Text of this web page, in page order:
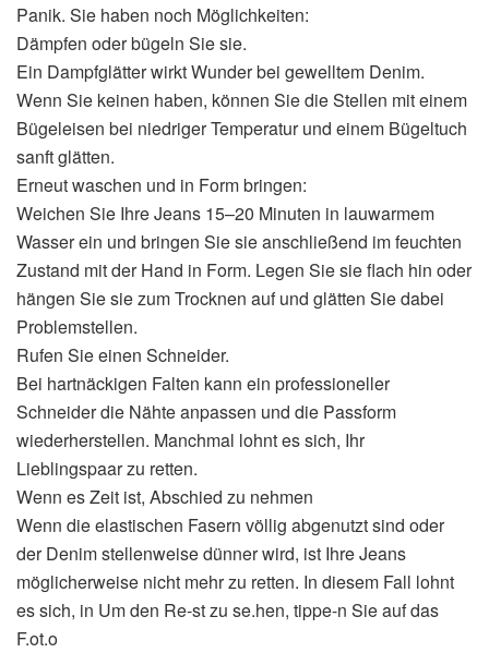
Panik. Sie haben noch Möglichkeiten:
Dämpfen oder bügeln Sie sie.
Ein Dampfglätter wirkt Wunder bei gewelltem Denim.
Wenn Sie keinen haben, können Sie die Stellen mit einem
Bügeleisen bei niedriger Temperatur und einem Bügeltuch
sanft glätten.
Erneut waschen und in Form bringen:
Weichen Sie Ihre Jeans 15–20 Minuten in lauwarmem
Wasser ein und bringen Sie sie anschließend im feuchten
Zustand mit der Hand in Form. Legen Sie sie flach hin oder
hängen Sie sie zum Trocknen auf und glätten Sie dabei
Problemstellen.
Rufen Sie einen Schneider.
Bei hartnäckigen Falten kann ein professioneller
Schneider die Nähte anpassen und die Passform
wiederherstellen. Manchmal lohnt es sich, Ihr
Lieblingspaar zu retten.
Wenn es Zeit ist, Abschied zu nehmen
Wenn die elastischen Fasern völlig abgenutzt sind oder
der Denim stellenweise dünner wird, ist Ihre Jeans
möglicherweise nicht mehr zu retten. In diesem Fall lohnt
es sich, in Um den Re-st zu se.hen, tippe-n Sie auf das
F.ot.o